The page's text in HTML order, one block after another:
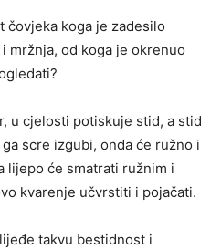
čovjeka koga je zadesilo
mržnja, od koga je okrenuo
u cjelosti potiskuje stid, a stid
scre izgubi, onda će ružno i
lijepo će smatrati ružnim i
kvarenje učvrstiti i pojačati.
takvu bestidnost i